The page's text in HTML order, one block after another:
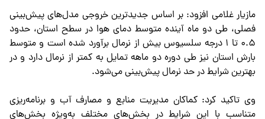
مازیار غلامی افزود: بر اساس جدیدترین خروجی مدل‌های پیش‌بینی
فصلی، طی دو ماه آینده متوسط دمای هوا در سطح استان، حدود
۰.۵ تا ۱ درجه سلسیوس بیش از نرمال برآورد شده است و متوسط
بارش استان نیز طی دوره دو ماهه تمایل به کمتر از نرمال دارد و در
بهترین شرایط در حد نرمال پیش‌بینی می‌شود.
وی تاکید کرد: کماکان مدیریت منابع و مصارف آب و برنامه‌ریزی
متناسب با این شرایط در بخش‌های مختلف به‌ویژه بخش‌های